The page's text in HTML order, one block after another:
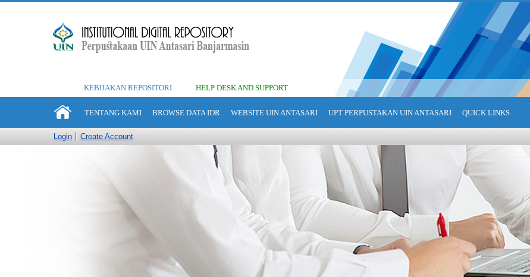
KEBIJAKAN REPOSITORI HELP DESK AND SUPPORT
TENTANG KAMI BROWSE DATA IDR WEBSITE UIN ANTASARI UPT PERPUSTAKAN UIN ANTASARI QUICK LINKS
Login Create Account